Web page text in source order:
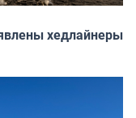
хедлайнеры